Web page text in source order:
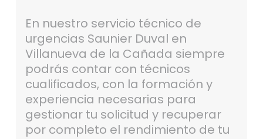
En nuestro servicio técnico de
urgencias Saunier Duval en
Villanueva de la Cañada siempre
podrás contar con técnicos
cualificados, con la formación y
experiencia necesarias para
gestionar tu solicitud y recuperar
por completo el rendimiento de tu